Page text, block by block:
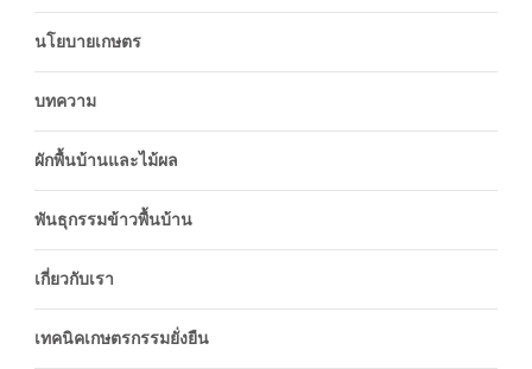
นโยบายเกษตร
บทความ
ผักพื้นบ้านและไม้ผล
พันธุกรรมข้าวพื้นบ้าน
เกี่ยวกับเรา
เทคนิคเกษตรกรรมยั่งยืน